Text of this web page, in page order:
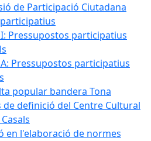
de Participació Ciutadana
Pressupostos participatius
Pressupostos participatius
popular bandera Tona
de definició del Centre Cultural
en l'elaboració de normes